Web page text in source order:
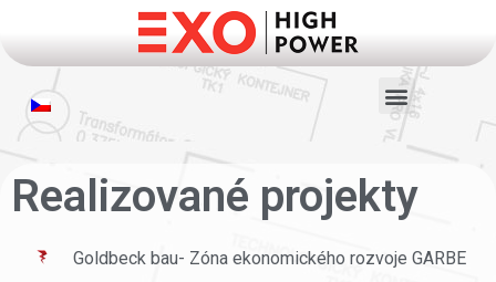
Realizované projekty
Goldbeck bau- Zóna ekonomického rozvoje GARBE